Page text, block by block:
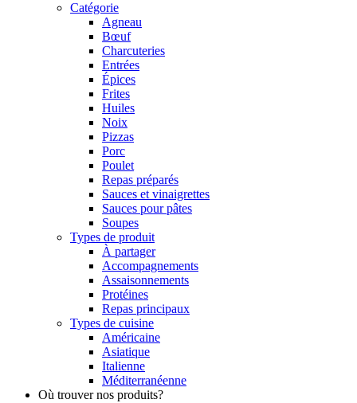
Catégorie
Agneau
Bœuf
Charcuteries
Entrées
Épices
Frites
Huiles
Noix
Pizzas
Porc
Poulet
Repas préparés
Sauces et vinaigrettes
Sauces pour pâtes
Soupes
Types de produit
À partager
Accompagnements
Assaisonnements
Protéines
Repas principaux
Types de cuisine
Américaine
Asiatique
Italienne
Méditerranéenne
Où trouver nos produits?